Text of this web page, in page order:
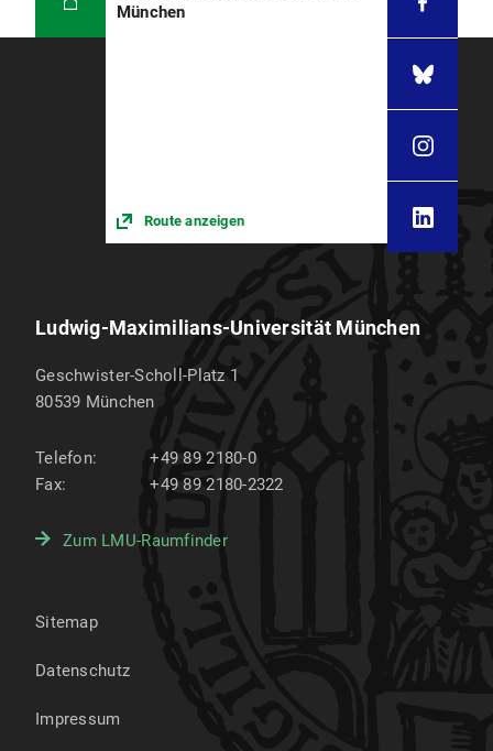
München
Route anzeigen
Ludwig-Maximilians-Universität München
Geschwister-Scholl-Platz 1
80539 München
Telefon:
+49 89 2180-0
Fax:
+49 89 2180-2322
Zum LMU-Raumfinder
Sitemap
Datenschutz
Impressum